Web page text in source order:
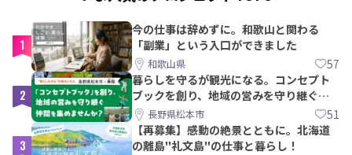
1
今の仕事は辞めずに。和歌山と関わる
「副業」という入口ができました
和歌山県 57
2
暮らしを守るが観光になる。コンセプト
ブックを創り、地域の営みを守り継ぐ仲
間を集めませんか？
長野県松本市 51
3
【再募集】感動の絶景とともに。北海道
の離島"礼文島"の仕事と暮らし！